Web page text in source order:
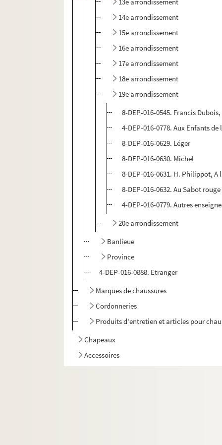
14e arrondissement
15e arrondissement
16e arrondissement
17e arrondissement
18e arrondissement
19e arrondissement
8-DEP-016-0545. Francis
4-DEP-016-0778. Aux Enfants
8-DEP-016-0629. Léger
8-DEP-016-0630. Michel
8-DEP-016-0631. H. Philippot,
8-DEP-016-0632. Au Sabot rouge
4-DEP-016-0779. Autres
20e arrondissement
Banlieue
Province
4-DEP-016-0888. Etranger
Marques de chaussures
Cordonneries
Produits d'entretien et articles pour
Chapeaux
Accessoires